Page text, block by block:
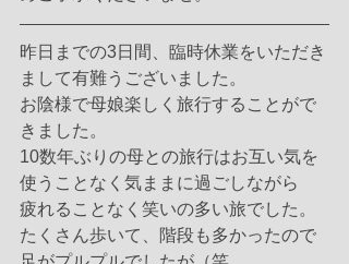
昨日までの3日間、臨時休業をいただき
まして有難うございました。
お陰様で母娘楽しく旅行することがで
きました。
10数年ぶりの母との旅行はお互い気を
使うことなく気ままに過ごしながら
疲れることなく笑いの多い旅でした。
たくさん歩いて、階段も多かったので